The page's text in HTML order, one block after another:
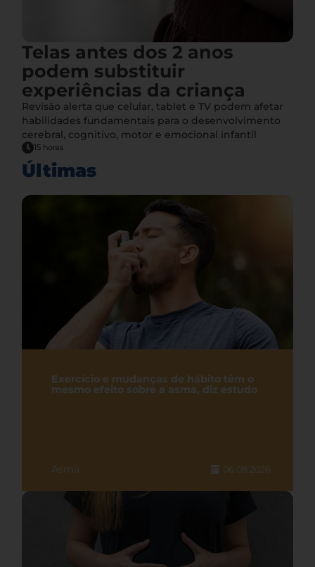
Telas antes dos 2 anos
podem substituir
experiências da criança
Revisão alerta que celular, tablet e TV podem afetar
habilidades fundamentais para o desenvolvimento
cerebral, cognitivo, motor e emocional infantil
15 horas
Últimas
Exercício e mudanças de hábito têm o
mesmo efeito sobre a asma, diz estudo
Asma 06.08.2026